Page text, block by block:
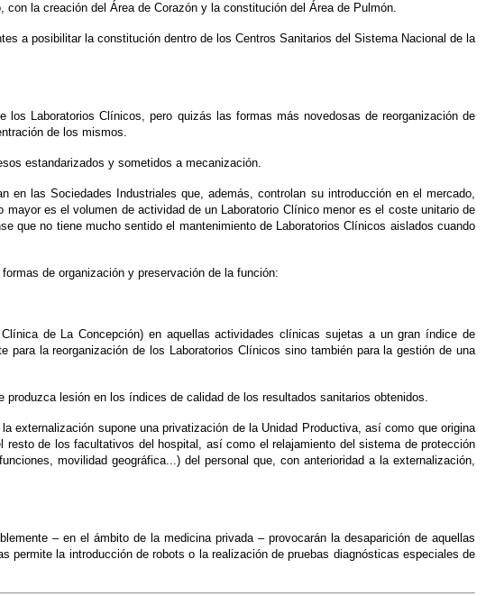
la creación del Área de Corazón y la constitución del Área de Pulmón.
a posibilitar la constitución dentro de los Centros Sanitarios del Sistema Nacional de la
Laboratorios Clínicos, pero quizás las formas más novedosas de reorganización de
de los mismos.
estandarizados y sometidos a mecanización.
las Sociedades Industriales que, además, controlan su introducción en el mercado,
es el volumen de actividad de un Laboratorio Clínico menor es el coste unitario de
que no tiene mucho sentido el mantenimiento de Laboratorios Clínicos aislados cuando
de organización y preservación de la función:
de La Concepción) en aquellas actividades clínicas sujetas a un gran índice de
la reorganización de los Laboratorios Clínicos sino también para la gestión de una
lesión en los índices de calidad de los resultados sanitarios obtenidos.
supone una privatización de la Unidad Productiva, así como que origina
de los facultativos del hospital, así como el relajamiento del sistema de protección
movilidad geográfica...) del personal que, con anterioridad a la externalización,
– en el ámbito de la medicina privada – provocarán la desaparición de aquellas
la introducción de robots o la realización de pruebas diagnósticas especiales de